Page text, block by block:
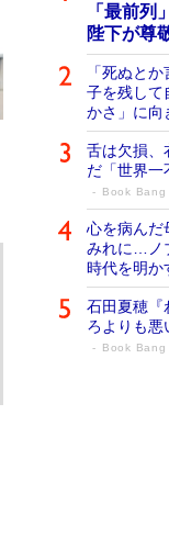
「最前
陛下が尊
「死ぬと
子を残し
かさ」に向
舌は欠損
だ「世界一
Book Bang
心を病んだ
みれに…ノ
時代を明か
石田夏穂『
ろよりも悪
Book Bang